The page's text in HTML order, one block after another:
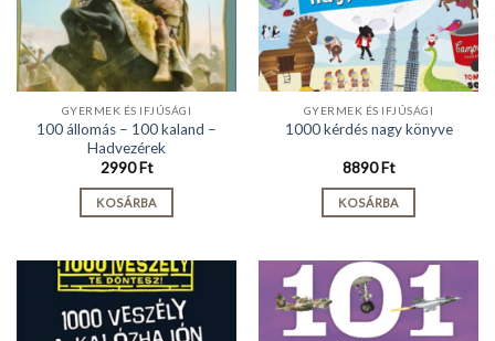
GYERMEK ÉS IFJÚSÁGI
100 állomás – 100 kaland –
Hadvezérek
2990Ft
KOSÁRBA
GYERMEK ÉS IFJÚSÁGI
1000 kérdés nagy könyve
8890Ft
KOSÁRBA